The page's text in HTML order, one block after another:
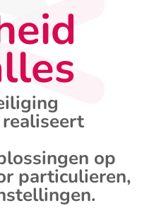
op
particulieren,